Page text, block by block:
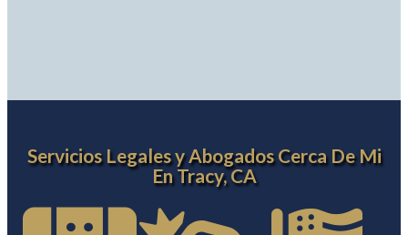
Servicios Legales y Abogados Cerca De Mi
En Tracy, CA